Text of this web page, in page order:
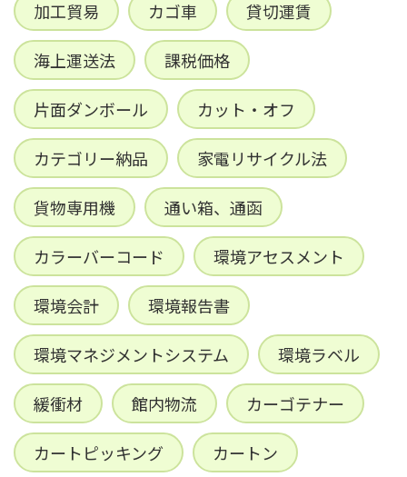
加工貿易 カゴ車 貸切運賃
海上運送法 課税価格
片面ダンボール カット・オフ
カテゴリー納品 家電リサイクル法
貨物専用機 通い箱、通函
カラーバーコード 環境アセスメント
環境会計 環境報告書
環境マネジメントシステム 環境ラベル
緩衝材 館内物流 カーゴテナー
カートピッキング カートン